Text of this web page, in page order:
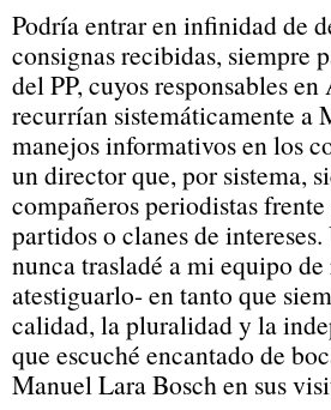
Podría entrar en infinidad de
consignas recibidas, siempre
del PP, cuyos responsables
recurrían sistemáticamente a
manejos informativos en los
un director que, por sistema,
compañeros periodistas
partidos o clanes de
nunca trasladé a mi equipo
atestiguarlo- en tanto que
calidad, la pluralidad y la
que escuché encantado de
Manuel Lara Bosch en sus